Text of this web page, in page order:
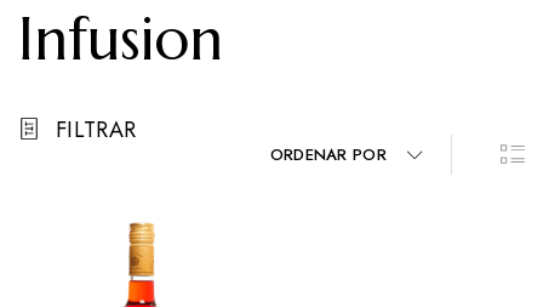
Infusion
FILTRAR
ORDENAR POR